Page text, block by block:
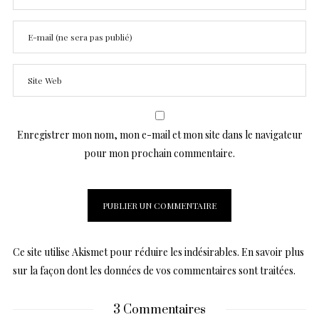
Enregistrer mon nom, mon e-mail et mon site dans le navigateur
pour mon prochain commentaire.
Ce site utilise Akismet pour réduire les indésirables. En savoir plus
sur la façon dont les données de vos commentaires sont traitées.
3 Commentaires